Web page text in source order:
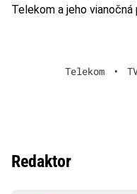
Telekom a jeho
Telekom •
Redaktor